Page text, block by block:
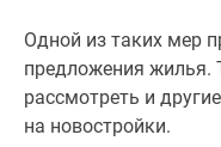
застройщики
Панорамы
новостроек
Видеообзор
Одной из таких мер
предложения жилья.
рассмотреть и
на новостройки.